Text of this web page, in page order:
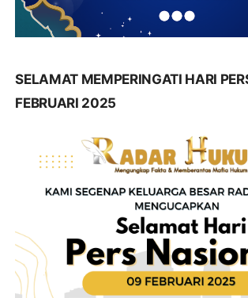
SELAMAT MEMPERINGATI HARI
FEBRUARI 2025